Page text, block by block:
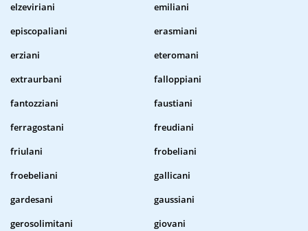
elzeviriani
emiliani
episcopaliani
erasmiani
erziani
eteromani
extraurbani
falloppiani
fantozziani
faustiani
ferragostani
freudiani
friulani
frobeliani
froebeliani
gallicani
gardesani
gaussiani
gerosolimitani
giovani